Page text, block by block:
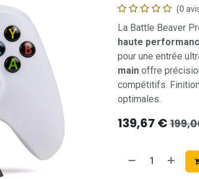
(0
La Battle Beaver
haute
pour une entrée
main offre
compétitifs.
optimales.
139,67 €